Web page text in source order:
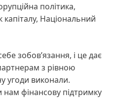
політика,
капіталу, Національний
зобов’язання, і це дає
з рівною
угоди виконали.
фінансову підтримку